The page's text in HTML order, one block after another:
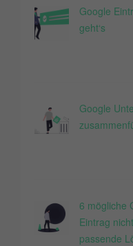
Google
geht‘s
Google
6 mögliche
Eintrag
passende